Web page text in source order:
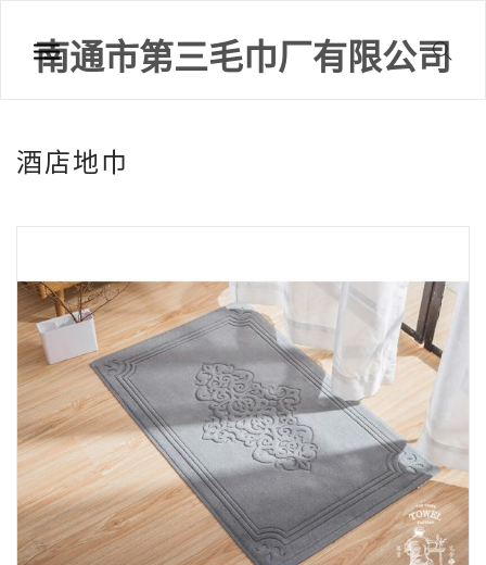
南通市第三毛巾厂有限公司
酒店地巾